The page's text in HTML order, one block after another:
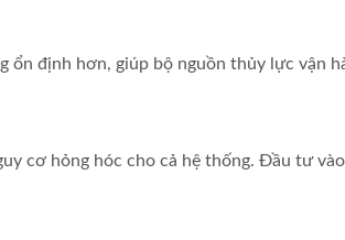
ổn định hơn, giúp bộ nguồn thủy lực vận
cơ hỏng hóc cho cả hệ thống. Đầu tư